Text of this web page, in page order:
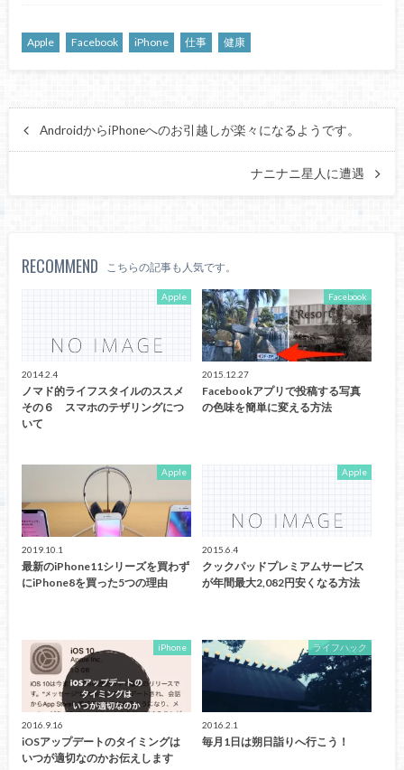
Apple Facebook iPhone 仕事 健康
AndroidからiPhoneへのお引越しが楽々になるようです。
ナニナニ星人に遭遇
RECOMMEND こちらの記事も人気です。
Apple
2014.2.4
ノマド的ライフスタイルのススメ
その６ スマホのテザリングにつ
いて
Facebook
2015.12.27
Facebookアプリで投稿する写真
の色味を簡単に変える方法
Apple
2019.10.1
最新のiPhone11シリーズを買わず
にiPhone8を買った5つの理由
Apple
2015.6.4
クックパッドプレミアムサービス
が年間最大2,082円安くなる方法
iPhone
2016.9.16
iOSアップデートのタイミングは
いつが適切なのかお伝えします
ライフハック
2016.2.1
毎月1日は朔日詣りへ行こう！